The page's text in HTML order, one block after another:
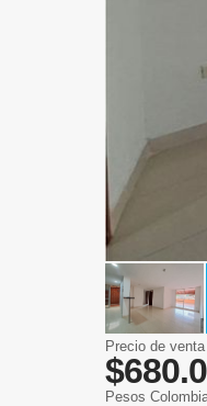
Precio de venta
Pesos